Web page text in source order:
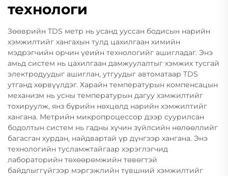
технологи
Зөөврийн TDS метр нь усанд ууссан бодисын нарийн
хэмжилтийг хангахын тулд цахилгаан химийн
мэдрэгчийн орчин үеийн технологийг ашигладаг. Энэ
амьд систем нь цахилгаан дамжуулалтыг хэмжих тусгай
электродуудыг ашиглан, утгуудыг автоматаар TDS
утганд хөрвүүлдэг. Харайн температурын компенсацын
механизм нь усны температурын дагуу хэмжилтийг
тохируулж, янз бүрийн нөхцөлд нарийн хэмжилтийг
хангана. Метрийн микропроцессор дээр суурилсан
бодолтын систем нь гадны хүчин зүйлсийн нөлөөллийг
багасган хурдан, найдвартай үр дүнгээр хангана. Энэ
технологийн тусламжтайгаар хэрэглэгчид
лабораторийн төхөөрөмжийн төвөгтэй
байдлыггүйгээр мэргэжлийн түвшний хэмжилтийг